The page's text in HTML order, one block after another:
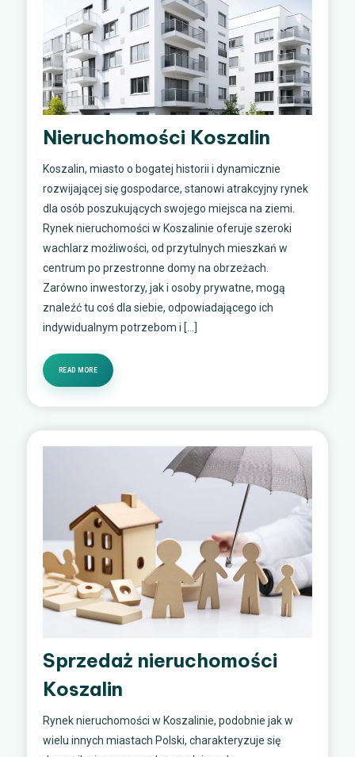
Nieruchomości Koszalin
Koszalin, miasto o bogatej historii i dynamicznie
rozwijającej się gospodarce, stanowi atrakcyjny rynek
dla osób poszukujących swojego miejsca na ziemi.
Rynek nieruchomości w Koszalinie oferuje szeroki
wachlarz możliwości, od przytulnych mieszkań w
centrum po przestronne domy na obrzeżach.
Zarówno inwestorzy, jak i osoby prywatne, mogą
znaleźć tu coś dla siebie, odpowiadającego ich
indywidualnym potrzebom i […]
READ MORE
Sprzedaż nieruchomości
Koszalin
Rynek nieruchomości w Koszalinie, podobnie jak w
wielu innych miastach Polski, charakteryzuje się